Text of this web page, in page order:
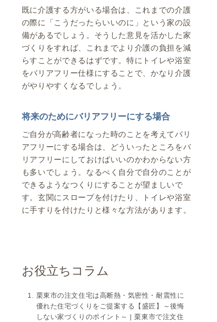
既に介護する方がいる場合は、これまでの介護
の際に「こうだったらいいのに」という家の設
備があるでしょう。そうした意見を活かした家
づくりをすれば、これまでより介護の負担を減
らすことができるはずです。特にトイレや浴室
をバリアフリー仕様にすることで、かなり介護
がやりやすくなるでしょう。
将来のためにバリアフリーにする場合
ご自分が高齢者になった時のことを考えてバリ
アフリーにする場合は、どういったところをバ
リアフリーにしておけばいいのかわからない方
も多いでしょう。なるべく自分で自分のことが
できるようなつくりにすることが望ましいで
す。玄関にスロープを付けたり、トイレや浴室
に手すりを付けたりと様々な方法があります。
お役立ちコラム
栗東市の注文住宅は高断熱・気密性・耐震性に
優れた住宅づくりをご提案する【盛匠】～後悔
しない家づくりのポイント～ | 栗東市で注文住